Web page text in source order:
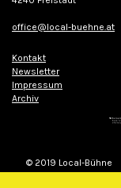
office@local-buehne.at
Kontakt
Newsletter
Impressum
Archiv
© 2019 Local-Bühne